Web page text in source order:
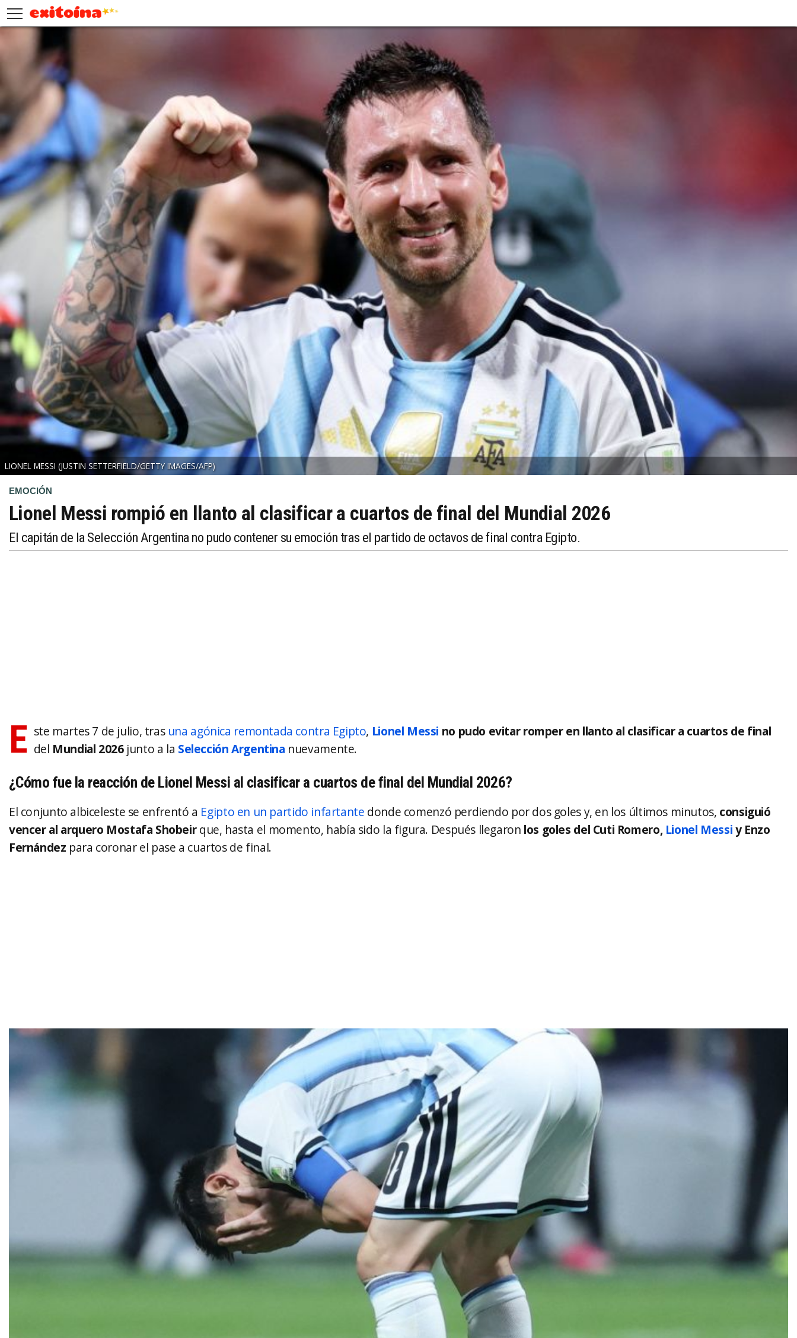
LIONEL MESSI (JUSTIN SETTERFIELD/GETTY IMAGES/AFP)
EMOCIÓN
Lionel Messi rompió en llanto al clasificar a cuartos de final del Mundial 2026
El capitán de la Selección Argentina no pudo contener su emoción tras el partido de octavos de final contra Egipto.
E ste martes 7 de julio, trasuna agónica remontada contra Egipto, Lionel Messi no pudo evitar romper en llanto al clasificar a cuartos de final
del Mundial 2026junto a la Selección Argentina nuevamente.
¿Cómo fue la reacción de Lionel Messi al clasificar a cuartos de final del Mundial 2026?
El conjunto albiceleste se enfrentó a Egipto en un partido infartante donde comenzó perdiendo por dos goles y, en los últimos minutos, consiguió
vencer al arquero Mostafa Shobeirque, hasta el momento, había sido la figura. Después llegaron los goles del Cuti Romero, Lionel Messiy Enzo
Fernández para coronar el pase a cuartos de final.